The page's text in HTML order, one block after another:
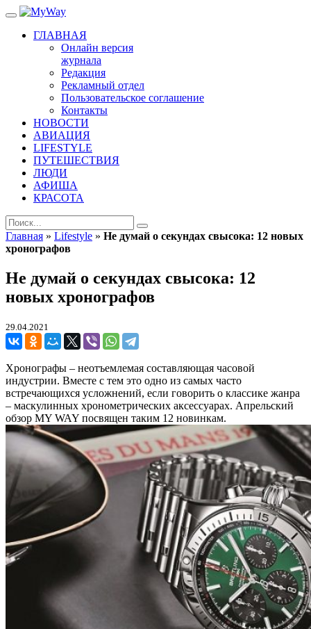
ГЛАВНАЯ
Онлайн версия
журнала
Редакция
Рекламный отдел
Пользовательское соглашение
Контакты
НОВОСТИ
АВИАЦИЯ
LIFESTYLE
ПУТЕШЕСТВИЯ
ЛЮДИ
АФИША
КРАСОТА
Главная » Lifestyle » Не думай о секундах свысока: 12 новых
хронографов
Не думай о секундах свысока: 12
новых хронографов
29.04.2021
Хронографы – неотъемлемая составляющая часовой
индустрии. Вместе с тем это одно из самых часто
встречающихся усложнений, если говорить о классике жанра
– маскулинных хронометрических аксессуарах. Апрельский
обзор MY WAY посвящен таким 12 новинкам.